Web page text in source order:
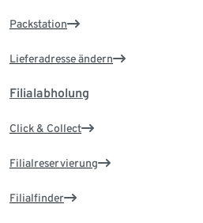
Packstation
Lieferadresse ändern
Filialabholung
Click & Collect
Filialreservierung
Filialfinder